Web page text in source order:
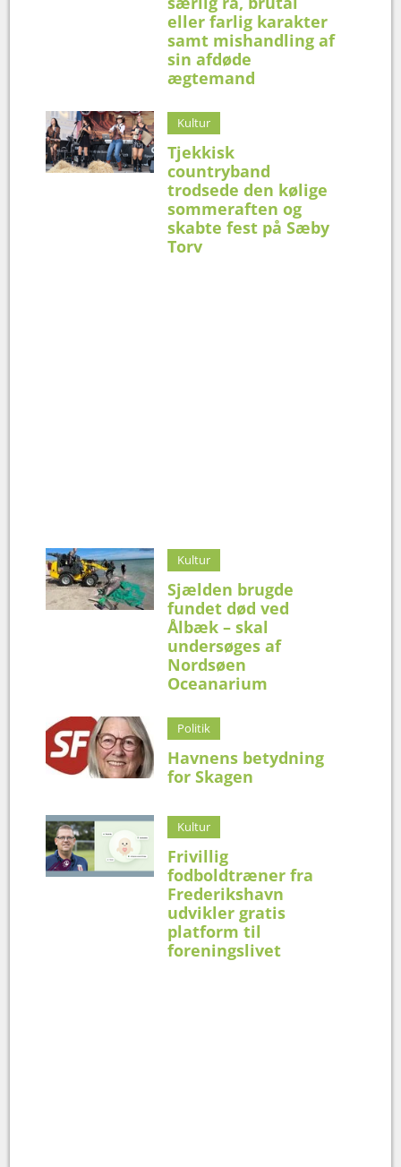
eller farlig karakter
samt mishandling af
sin afdøde
ægtemand
Kultur
Tjekkisk
countryband
trodsede den kølige
sommeraften og
skabte fest på Sæby
Torv
Kultur
Sjælden brugde
fundet død ved
Ålbæk – skal
undersøges af
Nordsøen
Oceanarium
Politik
Havnens betydning
for Skagen
Kultur
Frivillig
fodboldtræner fra
Frederikshavn
udvikler gratis
platform til
foreningslivet